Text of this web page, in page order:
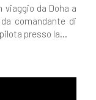
viaggio da Doha a
comandante di
presso la...